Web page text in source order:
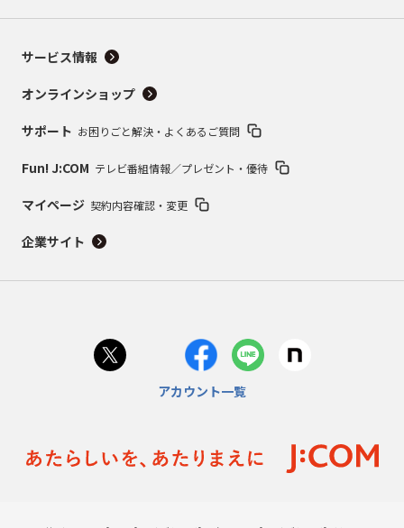
サービス情報
オンラインショップ
サポート お困りごと解決・よくあるご質問
Fun! J:COM テレビ番組情報／プレゼント・優待
マイページ 契約内容確認・変更
企業サイト
アカウント一覧